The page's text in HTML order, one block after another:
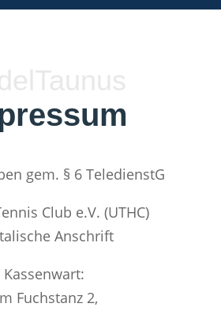
gem. § 6 TeledienstG
Club e.V. (UTHC)
Anschrift
Kassenwart:
Fuchstanz 2,